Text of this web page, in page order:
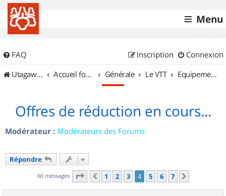
Menu
FAQ Connexion
Inscription
UtagawaVTT (Randos VTT et VTTAE avec traces GPS)
Accueil forum Générale Le VTT Equipements et Accessoires
Offres de réduction en cours...
Modérateur : Modérateurs des Forums
Répondre
66 messages Page 4sur7
Précédent
1 2 3 4 5 6 7